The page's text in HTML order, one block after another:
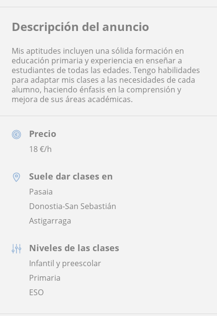
Precio
18€/h
Suele dar clases en
Pasaia
Donostia-San Sebastián
Astigarraga
Niveles de las clases
Infantil y preescolar
Primaria
ESO
Descripción del anuncio
Mis aptitudes incluyen una sólida formación en
educación primaria y experiencia en enseñar a
estudiantes de todas las edades. Tengo habilidades
para adaptar mis clases a las necesidades de cada
alumno, haciendo énfasis en la comprensión y
mejora de sus áreas académicas.